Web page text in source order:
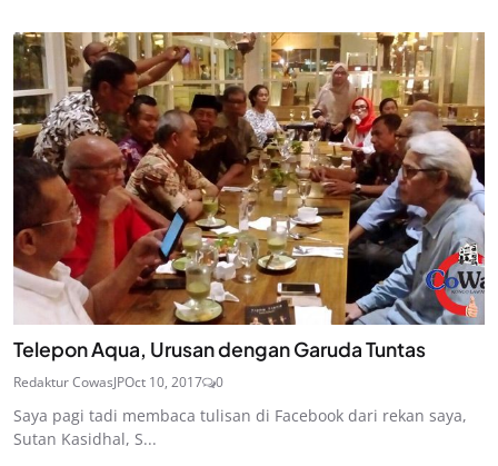
Telepon Aqua, Urusan dengan Garuda Tuntas
Redaktur CowasJPOct 10, 2017 0
Saya pagi tadi membaca tulisan di Facebook dari rekan saya,
Sutan Kasidhal, S...